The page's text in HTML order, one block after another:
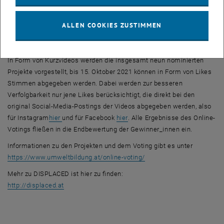
gelebte Alltagsrealität von asylsuchenden Menschen, schafft
gesellschaftliche Transformationen in Gang zu setzen.
In Form von Kurzvideos werden die insgesamt neun nominierten
Projekte vorgestellt, bis 15. Oktober 2021 können in Form von Likes
Stimmen abgegeben werden. Dabei werden zur besseren
Verfolgbarkeit nur jene Likes berücksichtigt, die direkt bei den
original Social-Media-Postings der Videos abgegeben werden, also
für Instagram hier , öffnet eine externe URL in einem neuen Fenster
und für Facebook hier, öffnet eine externe URL in
. Alle Ergebnisse desOnline-
Votings fließen in die Endbewertung der Gewinner_innen ein.
Informationen zu den Projekten und dem Voting gibt es unter
https://www.umweltbildung.at/online-voting/, öffnet eine externe URL
Mehr zu DISPLACED ist hier zu finden:
http://displaced.at, öffnet eine externe URL in einem neuen Fenster
ALLEN COOKIES ZUSTIMMEN